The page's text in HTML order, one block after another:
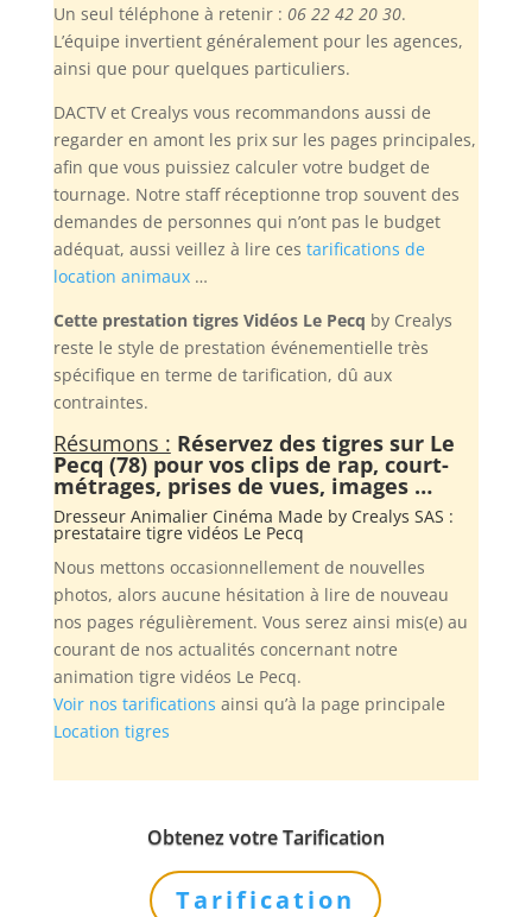
Un seul téléphone à retenir : 06 22 42 20 30.
L’équipe invertient généralement pour les agences,
ainsi que pour quelques particuliers.
DACTV et Crealys vous recommandons aussi de
regarder en amont les prix sur les pages principales,
afin que vous puissiez calculer votre budget de
tournage. Notre staff réceptionne trop souvent des
demandes de personnes qui n’ont pas le budget
adéquat, aussi veillez à lire ces tarifications de
location animaux…
Cette prestation tigres Vidéos Le Pecq by Crealys
reste le style de prestation événementielle très
spécifique en terme de tarification, dû aux
contraintes.
Résumons : Réservez des tigres sur Le
Pecq (78) pour vos clips de rap, court-
métrages, prises de vues, images …
Dresseur Animalier Cinéma Made by Crealys SAS :
prestataire tigre vidéos Le Pecq
Nous mettons occasionnellement de nouvelles
photos, alors aucune hésitation à lire de nouveau
nos pages régulièrement. Vous serez ainsi mis(e) au
courant de nos actualités concernant notre
animation tigre vidéos Le Pecq.
Voir nos tarifications ainsi qu’à la page principale
Location tigres
Obtenez votre Tarification
Tarification